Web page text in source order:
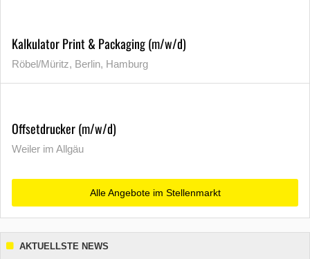
Kalkulator Print & Packaging (m/w/d)
Röbel/Müritz, Berlin, Hamburg
Offsetdrucker (m/w/d)
Weiler im Allgäu
Alle Angebote im Stellenmarkt
AKTUELLSTE NEWS